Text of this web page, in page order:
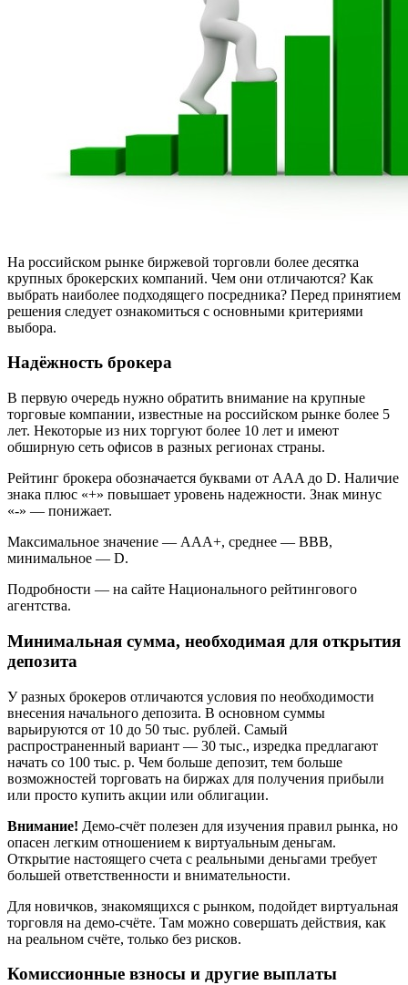
На российском рынке биржевой торговли более десятка
крупных брокерских компаний. Чем они отличаются? Как
выбрать наиболее подходящего посредника? Перед принятием
решения следует ознакомиться с основными критериями
выбора.
Надёжность брокера
В первую очередь нужно обратить внимание на крупные
торговые компании, известные на российском рынке более 5
лет. Некоторые из них торгуют более 10 лет и имеют
обширную сеть офисов в разных регионах страны.
Рейтинг брокера обозначается буквами от AAA до D. Наличие
знака плюс «+» повышает уровень надежности. Знак минус
«-» — понижает.
Максимальное значение — ААА+, среднее — BBB,
минимальное — D.
Подробности — на сайте Национального рейтингового
агентства.
Минимальная сумма, необходимая для открытия
депозита
У разных брокеров отличаются условия по необходимости
внесения начального депозита. В основном суммы
варьируются от 10 до 50 тыс. рублей. Самый
распространенный вариант — 30 тыс., изредка предлагают
начать со 100 тыс. р. Чем больше депозит, тем больше
возможностей торговать на биржах для получения прибыли
или просто купить акции или облигации.
Внимание! Демо-счёт полезен для изучения правил рынка, но
опасен легким отношением к виртуальным деньгам.
Открытие настоящего счета с реальными деньгами требует
большей ответственности и внимательности.
Для новичков, знакомящихся с рынком, подойдет виртуальная
торговля на демо-счёте. Там можно совершать действия, как
на реальном счёте, только без рисков.
Комиссионные взносы и другие выплаты